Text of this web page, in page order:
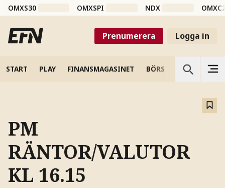
OMXS30 OMXSPI NDX
Prenumerera Logga in
START PLAY FINANSMAGASINET BÖRS VETENSKAP
PM
RÄNTOR/VALUTOR
KL 16.15